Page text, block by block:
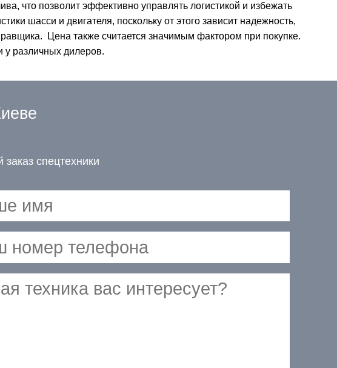
что позволит эффективно управлять логистикой и избежать
шасси и двигателя, поскольку от этого зависит надежность,
Цена также считается значимым фактором при покупке.
у различных дилеров.
спецтехники